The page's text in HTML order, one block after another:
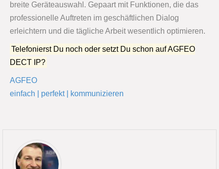
Management Platform&eRecht24
breite Geräteauswahl. Gepaart mit Funktionen, die das
professionelle Auftreten im geschäftlichen Dialog
erleichtern und die tägliche Arbeit wesentlich optimieren.
Telefonierst Du noch oder setzt Du schon auf AGFEO
DECT IP?
AGFEO
einfach | perfekt | kommunizieren